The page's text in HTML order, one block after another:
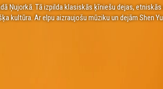
Ņujorkā. Tā izpilda klasiskās ķīniešu dejas,
kultūra. Ar elpu aizraujošu mūziku un dejām Shen